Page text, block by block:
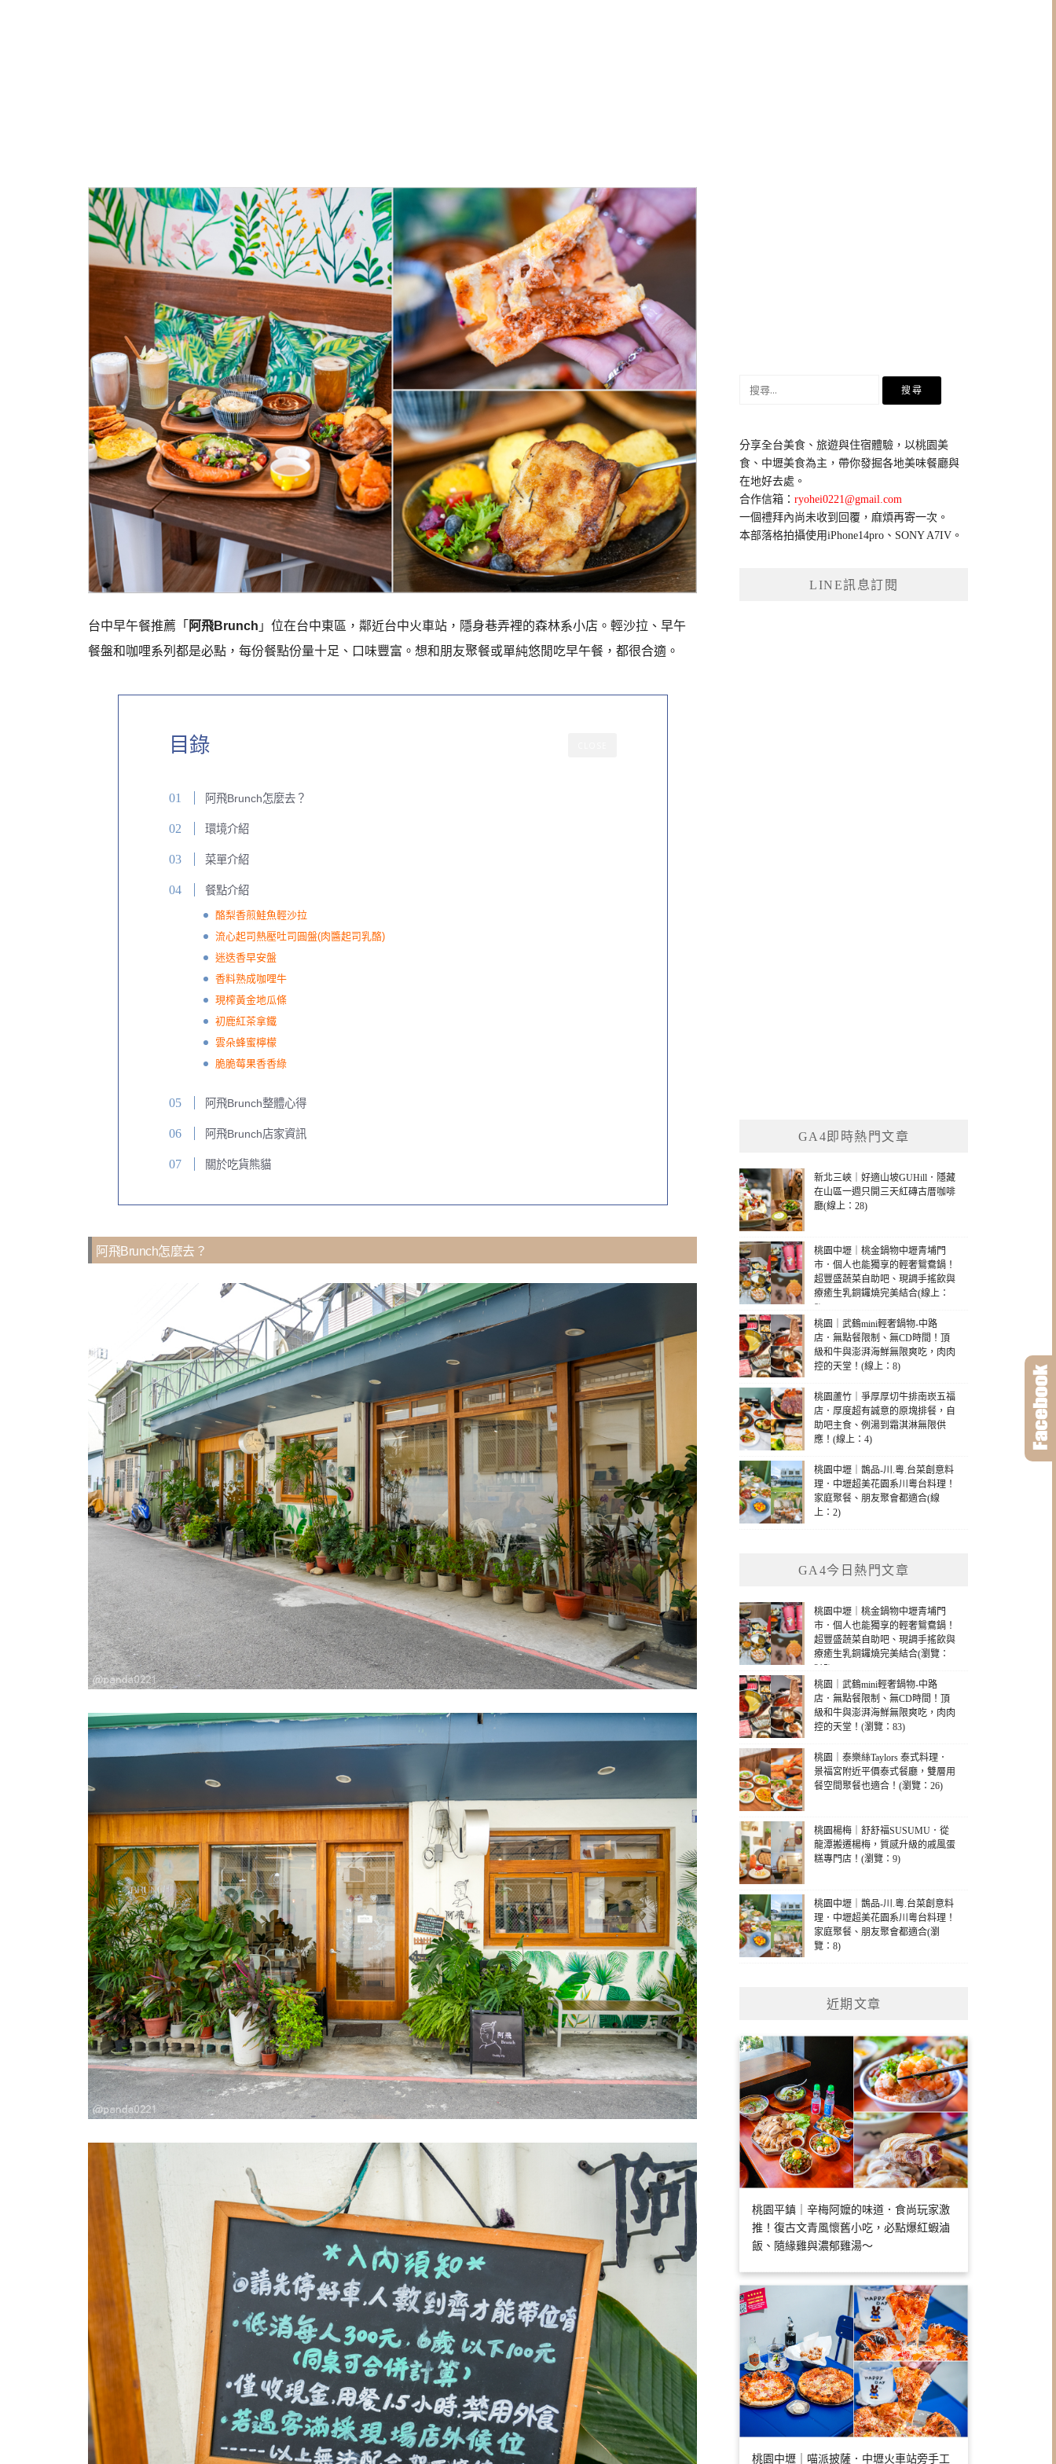
台中早午餐推薦「 阿飛Brunch 」位在台中東區，鄰近台中火車站，隱身巷弄裡的森林系小店。輕沙拉、早午
餐盤和咖哩系列都是必點，每份餐點份量十足、口味豐富。想和朋友聚餐或單純悠閒吃早午餐，都很合適。
目錄
阿飛Brunch怎麼去？
環境介紹
菜單介紹
餐點介紹
酪梨香煎鮭魚輕沙拉
流心起司熱壓吐司圓盤(肉醬起司乳酪)
迷迭香早安盤
香料熟成咖哩牛
現榨黃金地瓜條
初鹿紅茶拿鐵
雲朵蜂蜜檸檬
脆脆莓果香香綠
阿飛Brunch整體心得
阿飛Brunch店家資訊
關於吃貨熊貓
阿飛Brunch怎麼去？
鍵
字:
分享全台美食、旅遊與住宿體驗，以桃園美
食、中壢美食為主，帶你發掘各地美味餐廳與
在地好去處。
合作信箱：ryohei0221@gmail.com
一個禮拜內尚未收到回覆，麻煩再寄一次。
本部落格拍攝使用iPhone14pro、SONY A7IV。
LINE訊息訂閱
GA4即時熱門文章
新北三峽｜好適山坡GUHill．隱藏
在山區一週只開三天紅磚古厝咖啡
廳(線上：28)
桃園中壢｜桃金鍋物中壢青埔門
市．個人也能獨享的輕奢鴛鴦鍋！
超豐盛蔬菜自助吧、現調手搖飲與
療癒生乳銅鑼燒完美結合(線上：
8)
桃園｜武鶴mini輕奢鍋物-中路
店．無點餐限制、無CD時間！頂
級和牛與澎湃海鮮無限爽吃，肉肉
控的天堂！(線上：8)
桃園蘆竹｜爭厚厚切牛排南崁五福
店．厚度超有誠意的原塊排餐，自
助吧主食、例湯到霜淇淋無限供
應！(線上：4)
桃園中壢｜鵲品-川.粵.台菜創意料
理．中壢超美花園系川粵台料理！
家庭聚餐、朋友聚會都適合(線
上：2)
GA4今日熱門文章
桃園中壢｜桃金鍋物中壢青埔門
市．個人也能獨享的輕奢鴛鴦鍋！
超豐盛蔬菜自助吧、現調手搖飲與
療癒生乳銅鑼燒完美結合(瀏覽：
215)
桃園｜武鶴mini輕奢鍋物-中路
店．無點餐限制、無CD時間！頂
級和牛與澎湃海鮮無限爽吃，肉肉
控的天堂！(瀏覽：83)
桃園｜泰樂絲Taylors 泰式料理．
景福宮附近平價泰式餐廳，雙層用
餐空間聚餐也適合！(瀏覽：26)
桃園楊梅｜舒舒福SUSUMU．從
龍潭搬遷楊梅，質感升級的戚風蛋
糕專門店！(瀏覽：9)
桃園中壢｜鵲品-川.粵.台菜創意料
理．中壢超美花園系川粵台料理！
家庭聚餐、朋友聚會都適合(瀏
覽：8)
近期文章
桃園平鎮｜辛梅阿嬤的味道．食尚玩家激
推！復古文青風懷舊小吃，必點爆紅蝦滷
飯、隨緣雞與濃郁雞湯～
桃園中壢｜喵派披薩．中壢火車站旁手工